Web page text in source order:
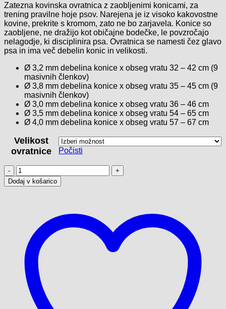
od
18,00 €
do
21,00 €
Zatezna kovinska ovratnica z zaobljenimi konicami, za
trening pravilne hoje psov. Narejena je iz visoko kakovostne
kovine, prekrite s kromom, zato ne bo zarjavela. Konice so
zaobljene, ne dražijo kot običajne bodečke, le povzročajo
nelagodje, ki disciplinira psa. Ovratnica se namesti čez glavo
psa in ima več debelin konic in velikosti.
Ø 3,2 mm debelina konice x obseg vratu 32 – 42 cm (9
masivnih členkov)
Ø 3,8 mm debelina konice x obseg vratu 35 – 45 cm (9
masivnih členkov)
Ø 3,0 mm debelina konice x obseg vratu 36 – 46 cm
Ø 3,5 mm debelina konice x obseg vratu 54 – 65 cm
Ø 4,0 mm debelina konice x obseg vratu 57 – 67 cm
Velikost
ovratnice
Počisti
Kovinska
polzatezna
ovratnica
Dodaj v košarico